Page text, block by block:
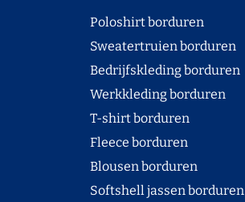
Poloshirt borduren
Sweatertruien borduren
Bedrijfskleding borduren
Werkkleding borduren
T-shirt borduren
Fleece borduren
Blousen borduren
Softshell jassen borduren